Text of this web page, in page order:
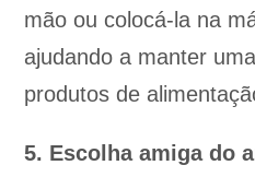
mão ou colocá-la na
ajudando a manter
produtos de
5. Escolha amiga do